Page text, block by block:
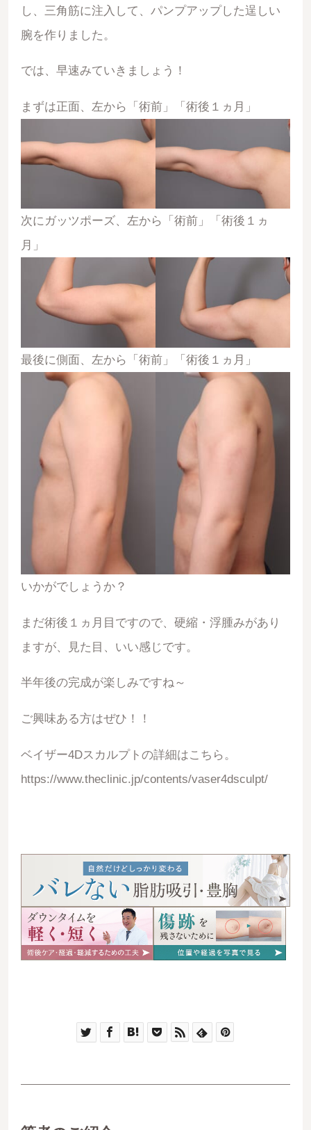
し、三角筋に注入して、パンプアップした逞しい
腕を作りました。
では、早速みていきましょう！
まずは正面、左から「術前」「術後１ヵ月」
次にガッツポーズ、左から「術前」「術後１ヵ
月」
最後に側面、左から「術前」「術後１ヵ月」
いかがでしょうか？
まだ術後１ヵ月目ですので、硬縮・浮腫みがあり
ますが、見た目、いい感じです。
半年後の完成が楽しみですね～
ご興味ある方はぜひ！！
ベイザー4Dスカルプトの詳細はこちら。
https://www.theclinic.jp/contents/vaser4dsculpt/